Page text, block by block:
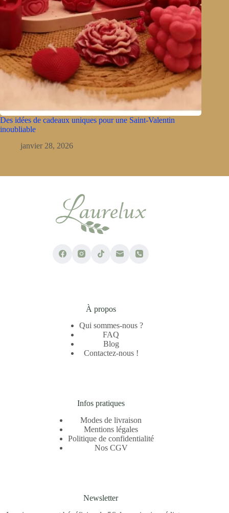
Des idées de cadeaux uniques pour une Saint-Valentin
inoubliable
janvier 28, 2026
À propos
Qui sommes-nous ?
FAQ
Blog
Contactez-nous !
Infos pratiques
Modes de livraison
Mentions légales
Politique de confidentialité
Nos CGV
Newsletter